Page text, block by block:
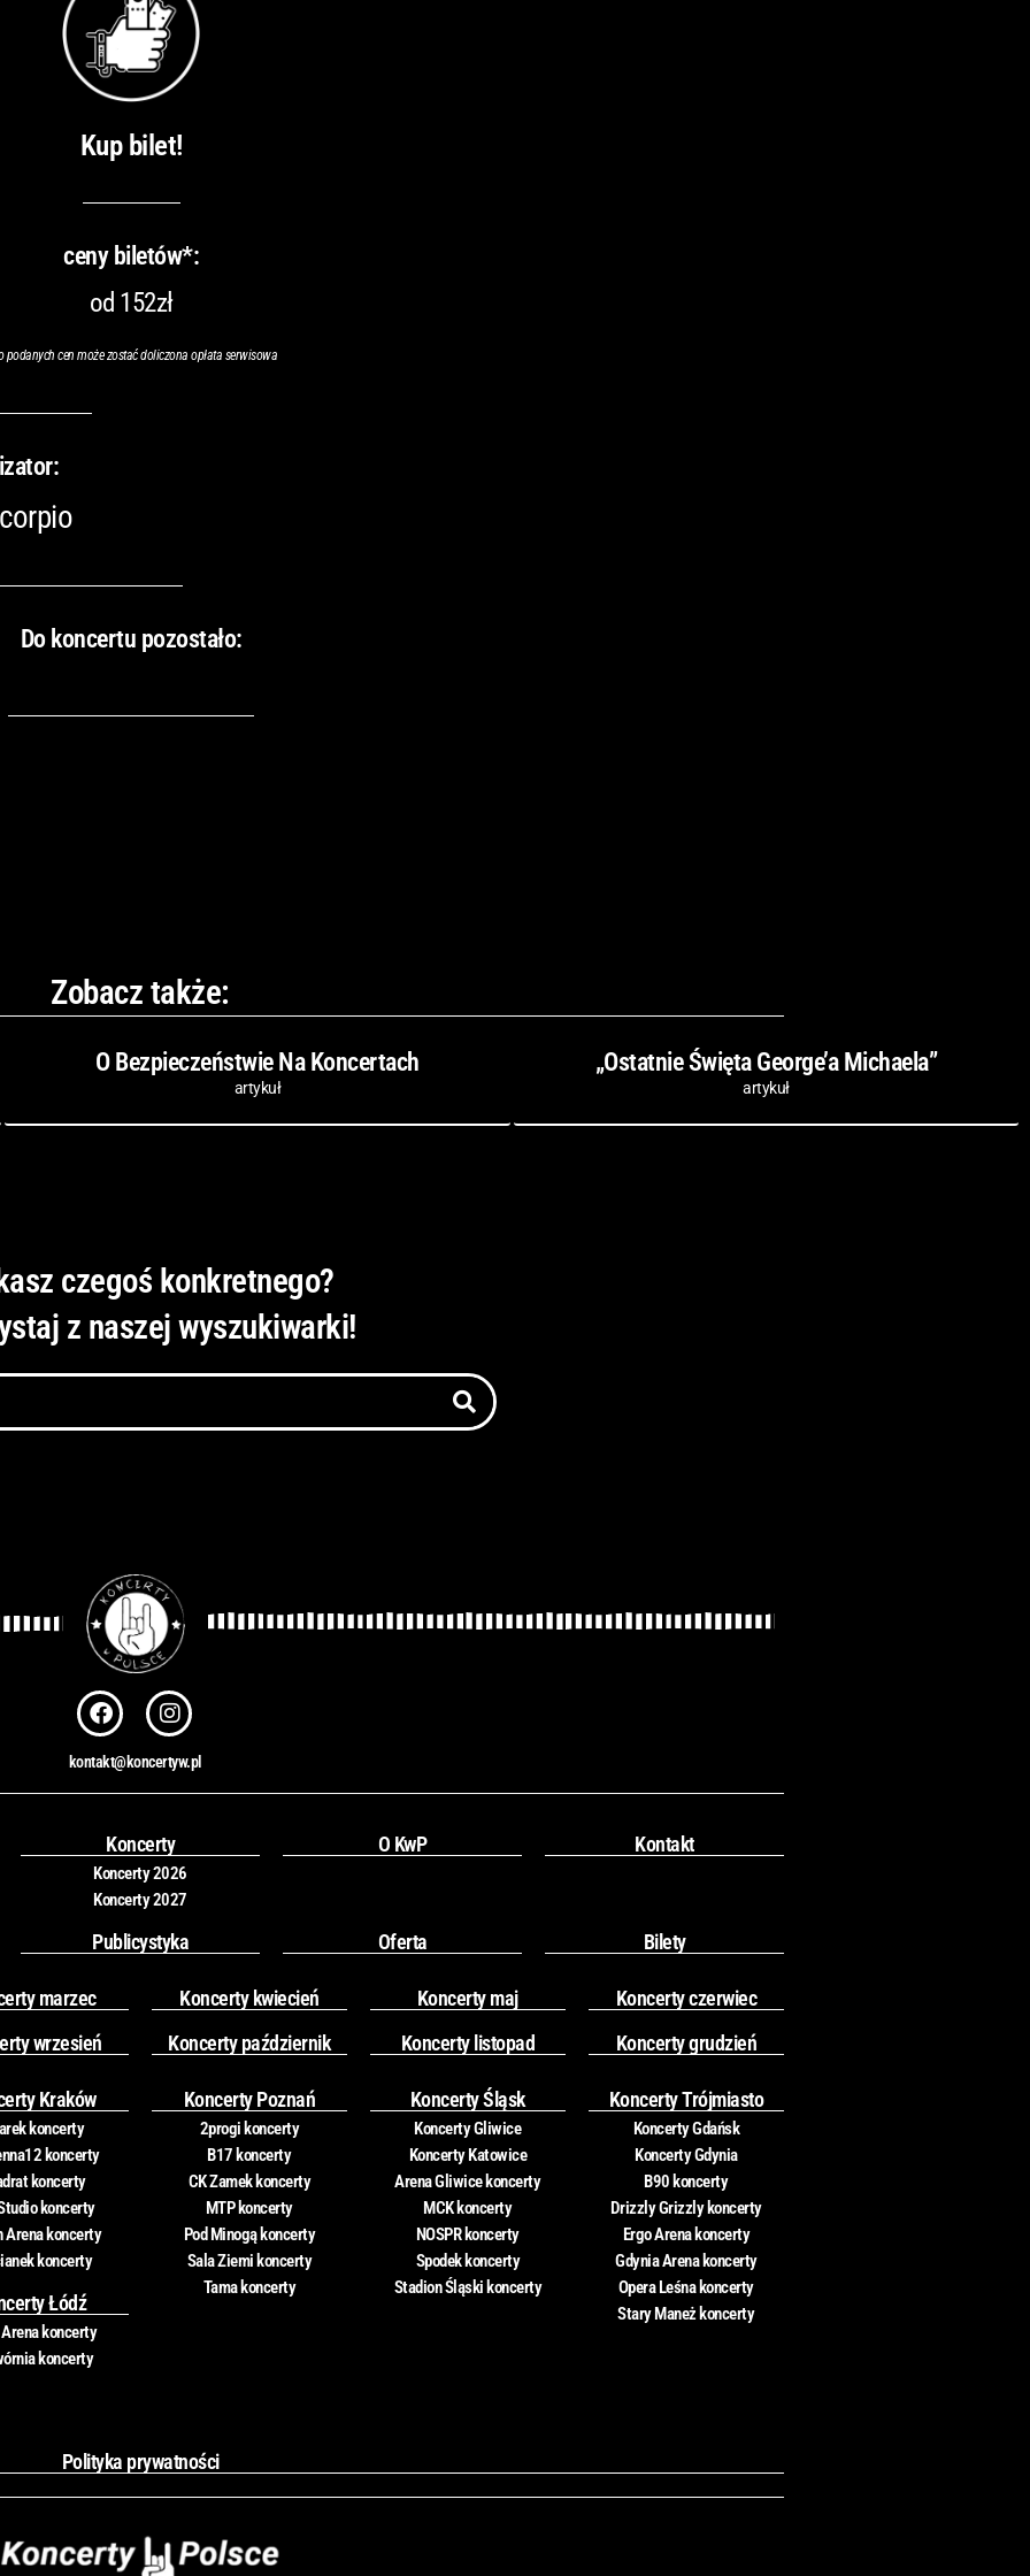
Kup bilet!
ceny biletów*:
od 152zł
podanych cen może zostać doliczona opłata serwisowa
Do koncertu pozostało:
Zobacz także:
O Bezpieczeństwie Na Koncertach
artykuł
„Ostatnie Święta George’a Michaela”
artykuł
czegoś konkretnego?
z naszej wyszukiwarki!
F
a
e
b
o
k
I
n
t
a
r
a
m
kontakt@koncertyw.pl
Koncerty
Koncerty 2026
Koncerty 2027
O KwP Kontakt
Publicystyka Oferta Bilety
marzec Koncerty kwiecień Koncerty maj
Koncerty czerwiec
wrzesień Koncerty październik Koncerty listopad Koncerty grudzień
Kraków
koncerty
koncerty
koncerty
koncerty
Arena koncerty
koncerty
Łódź
koncerty
koncerty
Koncerty Poznań
2progi koncerty
B17 koncerty
CK Zamek koncerty
MTP koncerty
Pod Minogą koncerty
Sala Ziemi koncerty
Tama koncerty
Koncerty Śląsk
Koncerty Gliwice
Koncerty Katowice
Arena Gliwice koncerty
MCK koncerty
NOSPR koncerty
Spodek koncerty
Stadion Śląski koncerty
Koncerty Trójmiasto
Koncerty Gdańsk
Koncerty Gdynia
B90 koncerty
Drizzly Grizzly koncerty
Ergo Arena koncerty
Gdynia Arena koncerty
Opera Leśna koncerty
Stary Maneż koncerty
Polityka prywatności